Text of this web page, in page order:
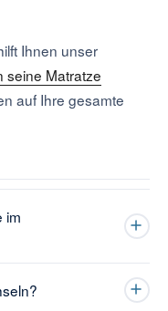
Ihnen unser
seine Matratze
auf Ihre gesamte
im